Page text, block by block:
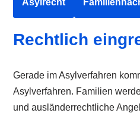
Rechtlich
Gerade im Asylverfahren
Asylverfahren. Familien
und ausländerrechtliche